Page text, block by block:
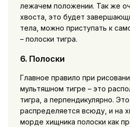
лежачем положении. Так же
хвоста, это будет
тела, можно приступать к
– полоски тигра.
6. Полоски
Главное правило при
мультяшном тигре – это
тигра, а перпендикулярно.
распределяется всюду, и на
морде хищника полоски как